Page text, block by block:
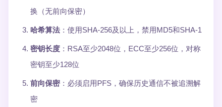
换（无前向保密）
哈希算法 ：使用SHA-256及以上，禁用MD5和SHA-1
密钥长度 ：RSA至少2048位，ECC至少256位，对称
密钥至少128位
前向保密：必须启用PFS，确保历史通信不被追溯解
密